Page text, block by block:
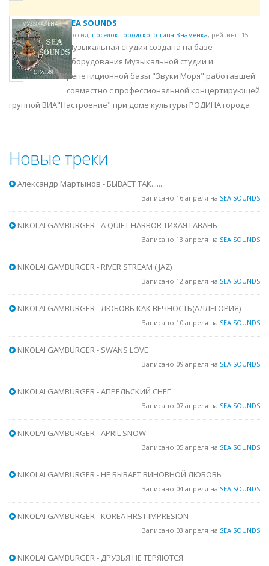
SEA SOUNDS
Россия, поселок городского типа Знаменка, рейтинг: 15
Музыкальная студия создана на базе
оборудования Музыкальной студии и
репетиционной базы "Звуки Моря" работавшей
совместно с профессиональной концертирующей
группой ВИА"Настроение" при доме культуры РОДИНА города
Новые треки
Александр Мартынов - БЫВАЕТ ТАК........
Записано 16 апреля на SEA SOUNDS
NIKOLAI GAMBURGER - A QUIET HARBOR ТИХАЯ ГАВАНЬ
Записано 13 апреля на SEA SOUNDS
NIKOLAI GAMBURGER - RIVER STREAM ( JAZ)
Записано 12 апреля на SEA SOUNDS
NIKOLAI GAMBURGER - ЛЮБОВЬ КАК ВЕЧНОСТЬ(АЛЛЕГОРИЯ)
Записано 10 апреля на SEA SOUNDS
NIKOLAI GAMBURGER - SWANS LOVE
Записано 09 апреля на SEA SOUNDS
NIKOLAI GAMBURGER - АПРЕЛЬСКИЙ СНЕГ
Записано 07 апреля на SEA SOUNDS
NIKOLAI GAMBURGER - APRIL SNOW
Записано 05 апреля на SEA SOUNDS
NIKOLAI GAMBURGER - НЕ БЫВАЕТ ВИНОВНОЙ ЛЮБОВЬ
Записано 04 апреля на SEA SOUNDS
NIKOLAI GAMBURGER - KOREA FIRST IMPRESION
Записано 03 апреля на SEA SOUNDS
NIKOLAI GAMBURGER - ДРУЗЬЯ НЕ ТЕРЯЮТСЯ